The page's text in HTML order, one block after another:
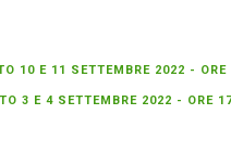
10 E 11 SETTEMBRE 2022 -
3 E 4 SETTEMBRE 2022 - ORE